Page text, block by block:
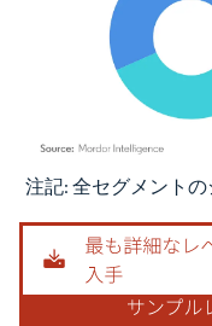
画像 © Mordor Intelligence
注記: 全セグメント